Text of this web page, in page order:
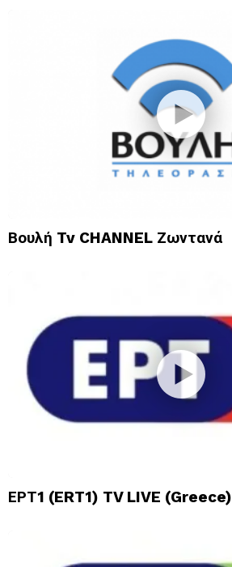
Βουλή Tv CHANNEL Ζωντανά
ΕΡΤ1 (ERT1) TV LIVE (Greece)